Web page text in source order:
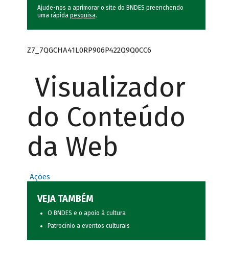
Ajude-nos a aprimorar o site do BNDES preenchendo
uma rápida pesquisa.
Z7_7QGCHA41L0RP906P422Q9Q0CC6
Visualizador
do Conteúdo
da Web
Ações
VEJA TAMBÉM
O BNDES e o apoio à cultura
Patrocínio a eventos culturais